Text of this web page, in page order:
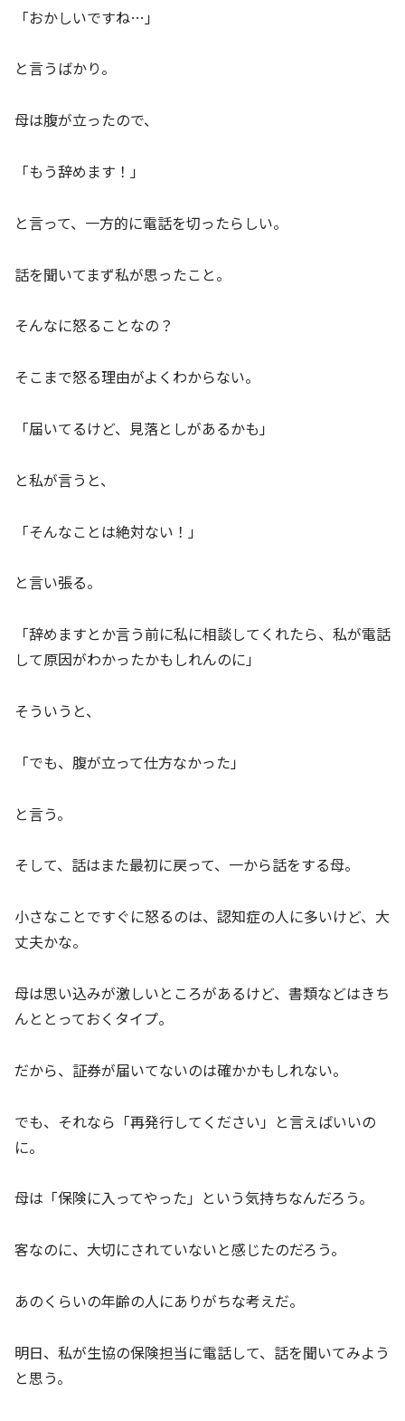
「おかしいですね…」
と言うばかり。
母は腹が立ったので、
「もう辞めます！」
と言って、一方的に電話を切ったらしい。
話を聞いてまず私が思ったこと。
そんなに怒ることなの？
そこまで怒る理由がよくわからない。
「届いてるけど、見落としがあるかも」
と私が言うと、
「そんなことは絶対ない！」
と言い張る。
「辞めますとか言う前に私に相談してくれたら、私が電話
して原因がわかったかもしれんのに」
そういうと、
「でも、腹が立って仕方なかった」
と言う。
そして、話はまた最初に戻って、一から話をする母。
小さなことですぐに怒るのは、認知症の人に多いけど、大
丈夫かな。
母は思い込みが激しいところがあるけど、書類などはきち
んととっておくタイプ。
だから、証券が届いてないのは確かかもしれない。
でも、それなら「再発行してください」と言えばいいの
に。
母は「保険に入ってやった」という気持ちなんだろう。
客なのに、大切にされていないと感じたのだろう。
あのくらいの年齢の人にありがちな考えだ。
明日、私が生協の保険担当に電話して、話を聞いてみよう
と思う。